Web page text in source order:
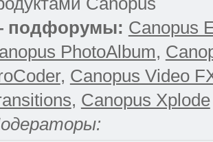
подфорумы: Canopus
PhotoAlbum,
, Canopus Video
, Canopus Xplode